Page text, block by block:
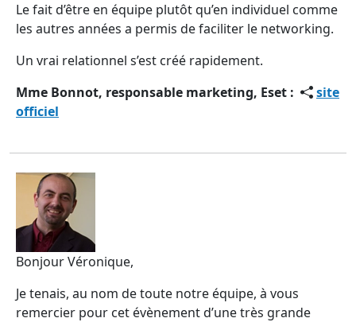
Le fait d’être en équipe plutôt qu’en individuel comme
les autres années a permis de faciliter le networking.
Un vrai relationnel s’est créé rapidement.
Mme Bonnot, responsable marketing, Eset :
site
officiel
Bonjour Véronique,
Je tenais, au nom de toute notre équipe, à vous
remercier pour cet évènement d’une très grande